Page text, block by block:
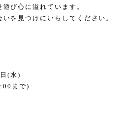
び心に溢れています。
を見つけにいらしてください。
日(水)
まで)